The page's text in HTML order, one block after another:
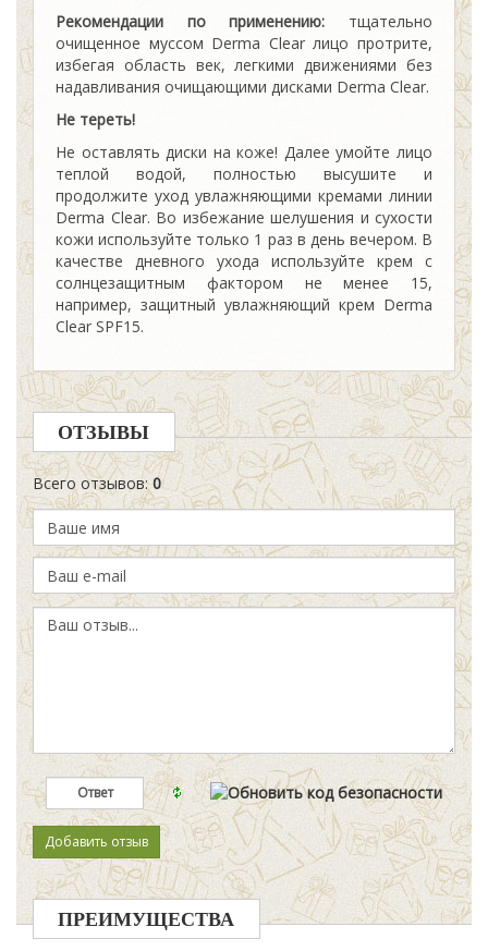
Рекомендации по применению: тщательно
очищенное муссом Derma Clear лицо протрите,
избегая область век, легкими движениями без
надавливания очищающими дисками Derma Clear.
Не тереть!
Не оставлять диски на коже! Далее умойте лицо
теплой водой, полностью высушите и
продолжите уход увлажняющими кремами линии
Derma Clear. Во избежание шелушения и сухости
кожи используйте только 1 раз в день вечером. В
качестве дневного ухода используйте крем с
солнцезащитным фактором не менее 15,
например, защитный увлажняющий крем Derma
Clear SPF15.
ОТЗЫВЫ
Всего отзывов: 0
ПРЕИМУЩЕСТВА